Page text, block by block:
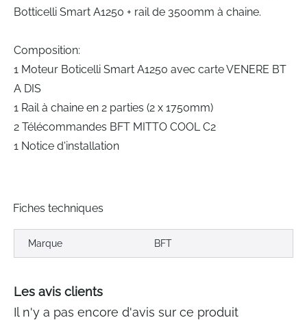
Botticelli Smart A1250 + rail de 3500mm à chaine.
Composition:
1 Moteur Boticelli Smart A1250 avec carte VENERE BT
A DIS
1 Rail à chaine en 2 parties (2 x 1750mm)
2 Télécommandes BFT MITTO COOL C2
1 Notice d'installation
Fiches techniques
Marque BFT
Les avis clients
Il n'y a pas encore d'avis sur ce produit